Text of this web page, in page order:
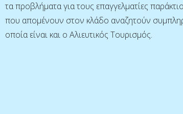
τα προβλήματα για τους επαγγελματίες
που απομένουν στον κλάδο αναζητούν
οποία είναι και ο Αλιευτικός Τουρισμός.